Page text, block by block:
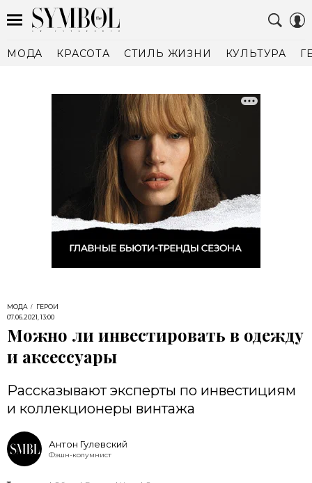
МОДА КРАСОТА СТИЛЬ ЖИЗНИ КУЛЬТУРА
МОДА
ГЕРОИ
07.06.2021, 13:00
Можно ли инвестировать в одежду
и аксессуары
Рассказывают эксперты по инвестициям
и коллекционеры винтажа
Антон Гулевский
Фэшн-колумнист